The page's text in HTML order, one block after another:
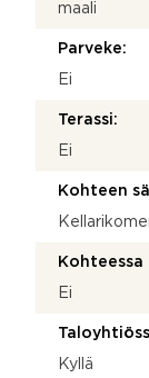
maali
Parveke:
Ei
Terassi:
Ei
Kohteen
Ei
Kyllä